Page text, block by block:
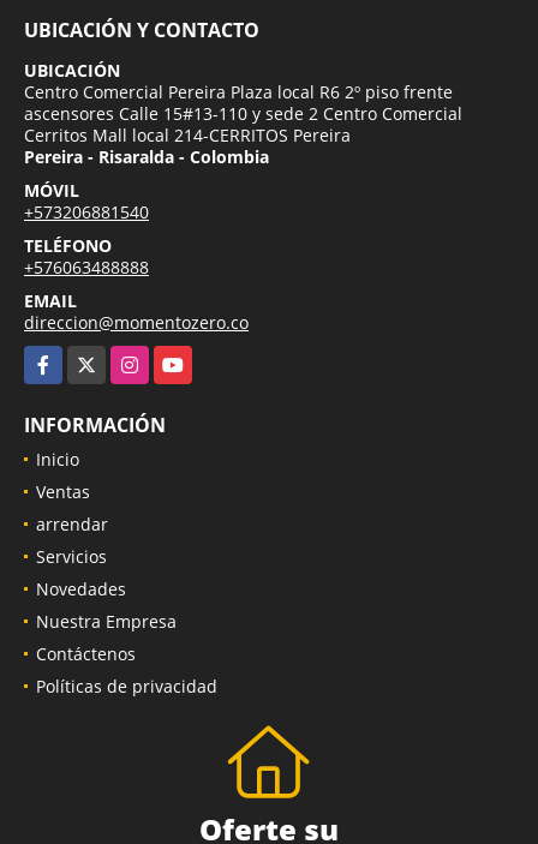
UBICACIÓN Y CONTACTO
UBICACIÓN
Centro Comercial Pereira Plaza local R6 2º piso frente
ascensores Calle 15#13-110 y sede 2 Centro Comercial
Cerritos Mall local 214-CERRITOS Pereira
Pereira - Risaralda - Colombia
MÓVIL
+573206881540
TELÉFONO
+576063488888
EMAIL
direccion@momentozero.co
Facebook
InstagramYouTube
INFORMACIÓN
Inicio
Ventas
arrendar
Servicios
Novedades
Nuestra Empresa
Contáctenos
Políticas de privacidad
Oferte su